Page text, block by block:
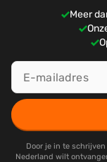
Meer
Door je in te
Nederland wilt